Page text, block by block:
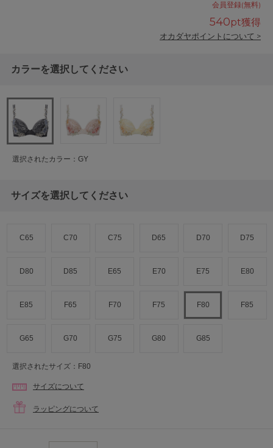
会員登録(無料)
540pt獲得
オカダヤポイントについて >
カラーを選択してください
選択されたカラー：GY
サイズを選択してください
C65 C70 C75 D65 D70 D75
D80 D85 E65 E70 E75 E80
E85 F65 F70 F75 F80 F85
G65 G70 G75 G80 G85
選択されたサイズ：F80
サイズについて
ラッピングについて